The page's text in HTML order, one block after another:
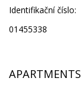
Identifikační číslo:
01455338